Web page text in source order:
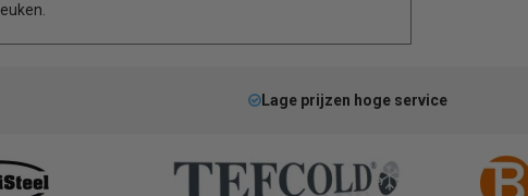
Lage prijzen hoge service